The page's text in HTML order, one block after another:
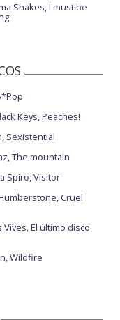
Shakes, I must be
Keys, Peaches!
Sexistential
The mountain
Spiro, Visitor
Cruel
Vives, El último disco
Wildfire